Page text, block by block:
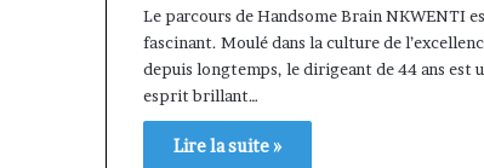
Le parcours de Handsome Brain NKWENTI
fascinant. Moulé dans la culture de
depuis longtemps, le dirigeant de 44 ans est
esprit brillant…
Lire la suite »